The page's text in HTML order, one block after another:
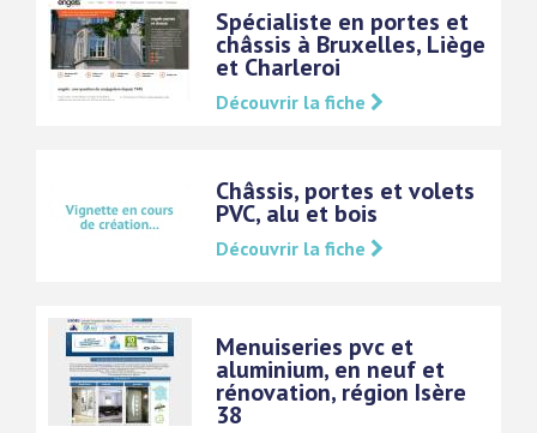
Spécialiste en portes et
châssis à Bruxelles, Liège
et Charleroi
Découvrir la fiche
Châssis, portes et volets
PVC, alu et bois
Découvrir la fiche
Menuiseries pvc et
aluminium, en neuf et
rénovation, région Isère
38